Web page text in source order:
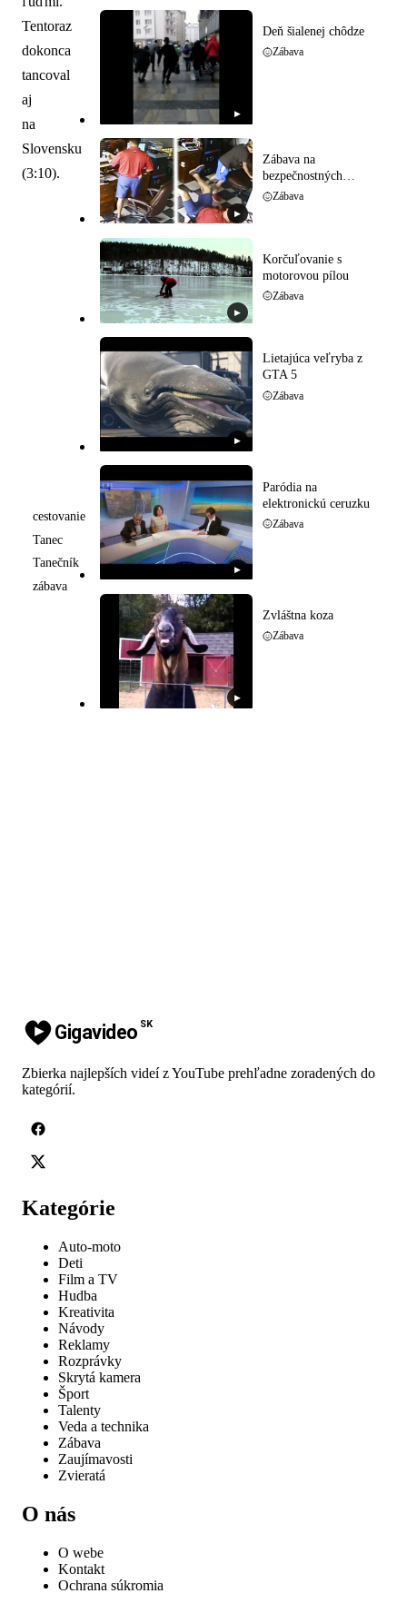
Tentoraz
dokonca
tancoval
aj
na
Slovensku
(3:10).
cestovanie
Tanec
Tanečník
zábava
▶
Deň šialenej chôdze
Zábava
▶
Zábava na
bezpečnostných
kamerách
Zábava
▶
Korčuľovanie s
motorovou pílou
Zábava
▶
Lietajúca veľryba z
GTA 5
Zábava
▶
Paródia na
elektronickú ceruzku
Zábava
▶
Zvláštna koza
Zábava
Gigavideo SK
Zbierka najlepších videí z YouTube prehľadne zoradených do
kategórií.
Kategórie
Auto-moto
Deti
Film a TV
Hudba
Kreativita
Návody
Reklamy
Rozprávky
Skrytá kamera
Šport
Talenty
Veda a technika
Zábava
Zaujímavosti
Zvieratá
O nás
O webe
Kontakt
Ochrana súkromia